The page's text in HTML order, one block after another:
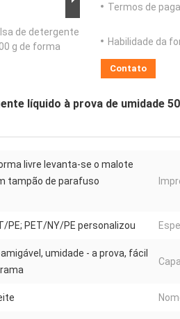
de detergente
g de forma
Termos de
Habilidade da
Contato
líquido à prova de umidade
livre levanta-se o malote
tampão de parafuso
PE; PET/NY/PE personalizou
umidade - a prova, fácil